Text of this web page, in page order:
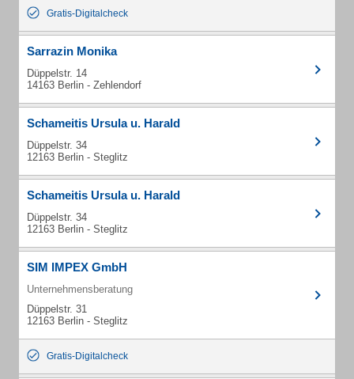
Gratis-Digitalcheck
Sarrazin Monika
Düppelstr. 14
14163 Berlin - Zehlendorf
Schameitis Ursula u. Harald
Düppelstr. 34
12163 Berlin - Steglitz
Schameitis Ursula u. Harald
Düppelstr. 34
12163 Berlin - Steglitz
SIM IMPEX GmbH
Unternehmensberatung
Düppelstr. 31
12163 Berlin - Steglitz
Gratis-Digitalcheck